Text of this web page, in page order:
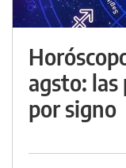
agsto: las
por signo